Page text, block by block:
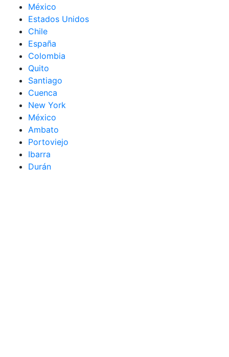
México
Estados Unidos
Chile
España
Colombia
Quito
Santiago
Cuenca
New York
México
Ambato
Portoviejo
Ibarra
Durán